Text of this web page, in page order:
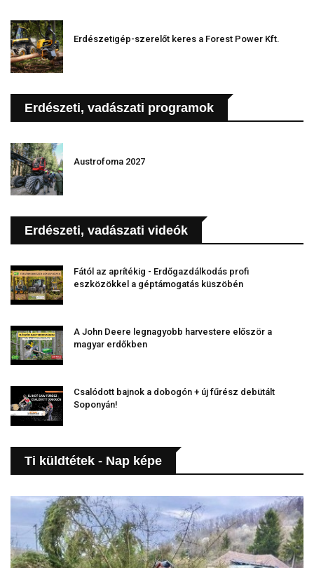
Erdészetigép-szerelőt keres a Forest Power Kft.
Erdészeti, vadászati programok
Austrofoma 2027
Erdészeti, vadászati videók
Fától az aprítékig - Erdőgazdálkodás profi
eszközökkel a géptámogatás küszöbén
A John Deere legnagyobb harvestere először a
magyar erdőkben
Csalódott bajnok a dobogón + új fűrész debütált
Soponyán!
Ti küldtétek - Nap képe